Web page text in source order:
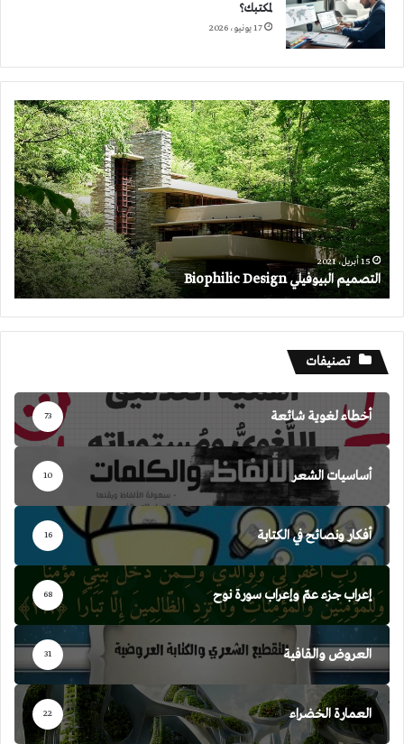
لمكتبك؟
17 يونيو، 2026
التصميم
البيوفيلي
Biophilic
Design
15 أبريل، 2021
التصميم البيوفيلي Biophilic Design
تصنيفات
أخطاء لغوية شائعة 73
أساسيات الشعر 10
أفكار ونصائح في الكتابة 16
إعراب جزء عمّ وإعراب سورة نوح 68
العروض والقافية 31
العمارة الخضراء 22